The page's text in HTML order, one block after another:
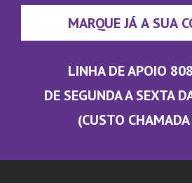
MARQUE JÁ A SUA
LINHA DE APOIO
DE SEGUNDA A SEXTA
(CUSTO